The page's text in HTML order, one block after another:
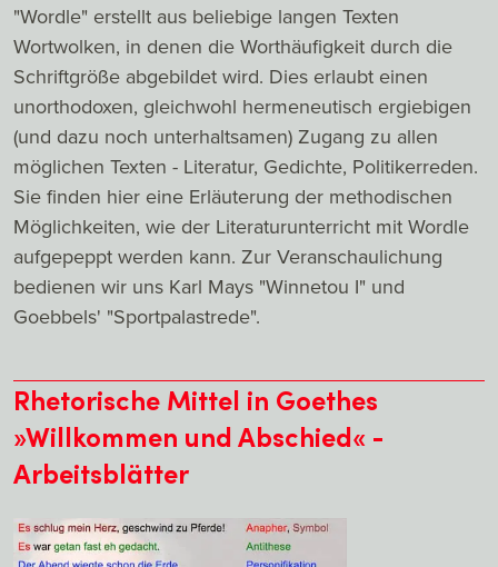
"Wordle" erstellt aus beliebige langen Texten
Wortwolken, in denen die Worthäufigkeit durch die
Schriftgröße abgebildet wird. Dies erlaubt einen
unorthodoxen, gleichwohl hermeneutisch ergiebigen
(und dazu noch unterhaltsamen) Zugang zu allen
möglichen Texten - Literatur, Gedichte, Politikerreden.
Sie finden hier eine Erläuterung der methodischen
Möglichkeiten, wie der Literaturunterricht mit Wordle
aufgepeppt werden kann. Zur Veranschaulichung
bedienen wir uns Karl Mays "Winnetou I" und
Goebbels' "Sportpalastrede".
Rhetorische Mittel in Goethes
»Willkommen und Abschied« -
Arbeitsblätter